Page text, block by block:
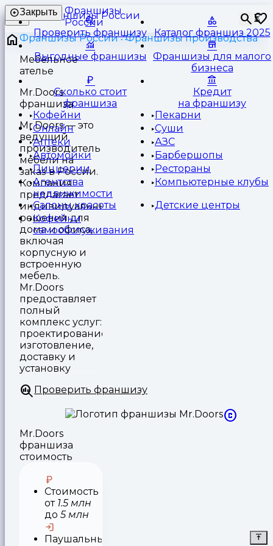
Франшизы
России
⏳
Закрыть
Проверить франшизу Каталог франшиз 2025
Выгодные франшизы
Франшизы для малого
бизнеса
Сколько стоит
франшиза
Кредит
на франшизу
Кофейни
Пекарни
Онлайн
Суши
Аптеки
АЗС
Автомойки
Барбершопы
Пиццерии
Рестораны
Агентства
недвижимости
Компьютерные клубы
Салоны красоты
Детские центры
Кофейни
самообслуживания
Франшизы России
Франшизы производства
Мебельное
ателье
Mr.Doors
франшиза
Mr.Doors — это
ведущий
производитель
мебели на
заказ в России.
Компания
предлагает
индивидуальные
решения для
дома и офиса,
включая
корпусную и
встроенную
мебель.
Mr.Doors
предоставляет
полный
комплекс услуг:
проектирование,
изготовление,
доставку и
установку
Проверить франшизу
Mr.Doors
франшиза
стоимость
Стоимость
от 1.5 млн
до 5 млн
Паушальный